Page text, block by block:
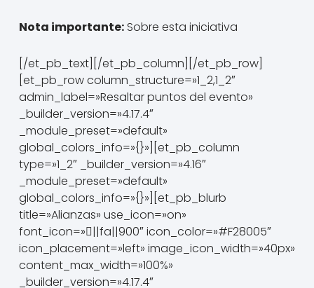
Nota importante:Sobre esta iniciativa
[/et_pb_text][/et_pb_column][/et_pb_row]
[et_pb_row column_structure=»1_2,1_2″
admin_label=»Resaltar puntos del evento»
_builder_version=»4.17.4″
_module_preset=»default»
global_colors_info=»{}»][et_pb_column
type=»1_2″ _builder_version=»4.16″
_module_preset=»default»
global_colors_info=»{}»][et_pb_blurb
title=»Alianzas» use_icon=»on»
font_icon=»||fa||900″ icon_color=»#F28005″
icon_placement=»left» image_icon_width=»40px»
content_max_width=»100%»
_builder_version=»4.17.4″